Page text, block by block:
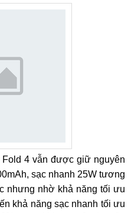
4 vẫn được giữ nguyên
sạc nhanh 25W tương
nhưng nhờ khả năng tối ưu
khả năng sạc nhanh tối ưu